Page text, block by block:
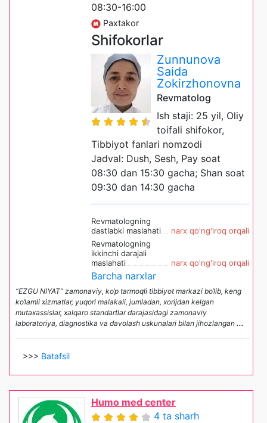
08:30-16:00
Paxtakor
Shifokorlar
Zunnunova
Saida
Zokirzhonovna
Revmatolog
Ish staji: 25 yil, Oliy
toifali shifokor,
Tibbiyot fanlari nomzodi
Jadval: Dush, Sesh, Pay soat
08:30 dan 15:30 gacha; Shan soat
09:30 dan 14:30 gacha
Revmatologning
dastlabki maslahati
narx qo'ng'iroq orqali
Revmatologning
ikkinchi darajali
maslahati
narx qo'ng'iroq orqali
Barcha narxlar
“EZGU NIYAT” zamonaviy, ko‘p tarmoqli tibbiyot markazi bo‘lib, keng
ko‘lamli xizmatlar, yuqori malakali, jumladan, xorijdan kelgan
mutaxassislar, xalqaro standartlar darajasidagi zamonaviy
laboratoriya, diagnostika va davolash uskunalari bilan jihozlangan ...
>>> Batafsil
Humo med center
4 ta sharh